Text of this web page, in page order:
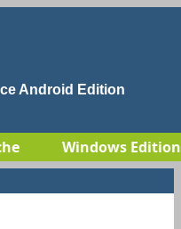
Android Edition
Windows Edition